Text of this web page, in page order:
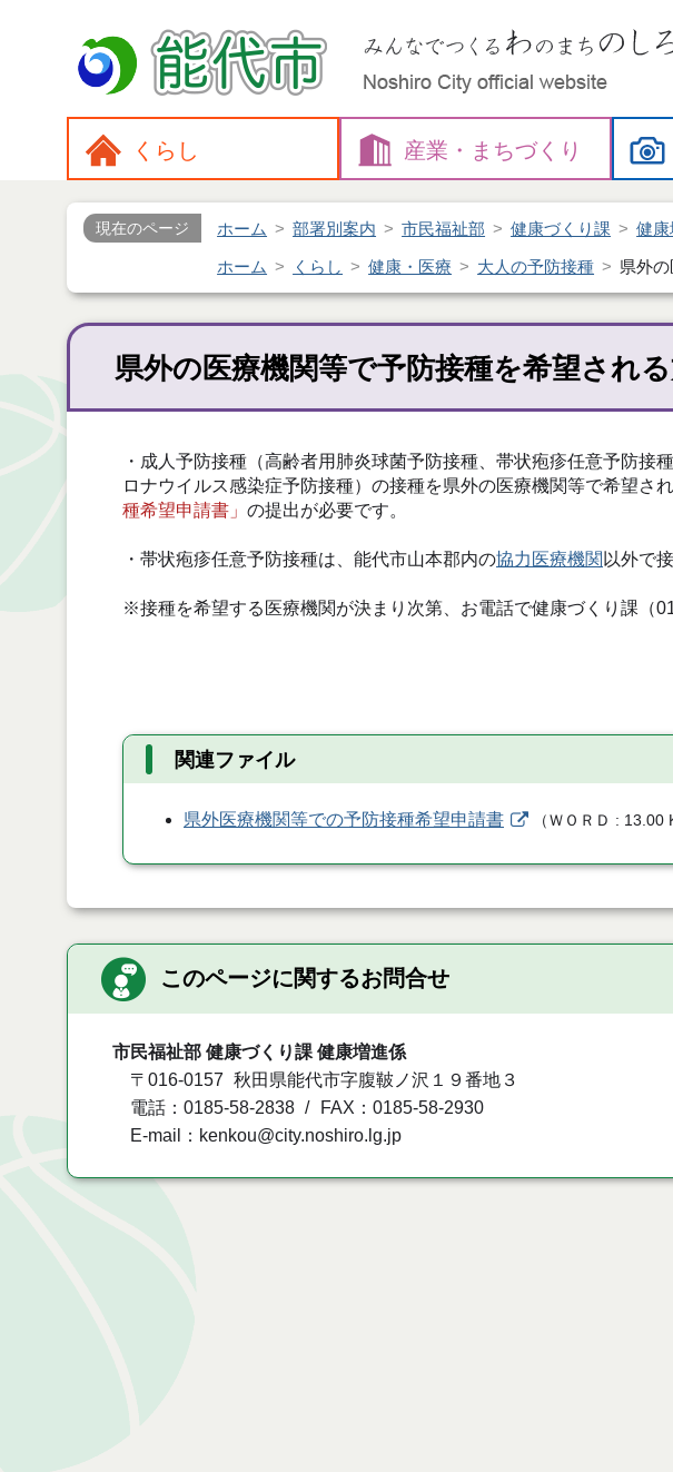
くらし 産業・ まちづくり
現在のページ ホーム 部署別案内 市民福祉部 健康づくり課 健
ホーム くらし 健康・医療 大人の予防接種 県外
県外の医療機関等で予防接種を希望され
・成人予防接種（高齢者用肺炎球菌予防接種、帯状疱疹任意予防接
ロナウイルス感染症予防接種）の接種を県外の医療機関等で希望さ
種希望申請書」 の提出が必要です。
・帯状疱疹任意予防接種は、能代市山本郡内の協力医療機関 以外で
※接種を希望する医療機関が決まり次第、お電話で健康づくり課（
関連ファイル
県外医療機関等での予防接種希望申請書 （ＷＯＲＤ 13.00
このページに関するお問合せ
市民福祉部 健康づくり課 健康増進係
〒016-0157
秋田県能代市字腹鞁ノ沢１９番地３
電話：0185-58-2838
FAX：0185-58-2930
E-mail：kenkou@city.noshiro.lg.jp